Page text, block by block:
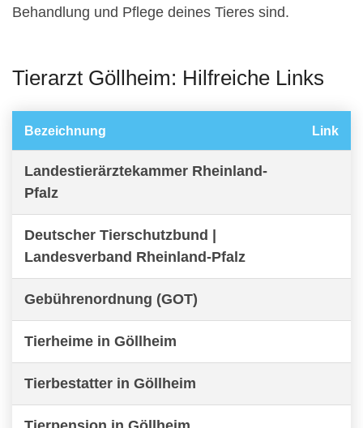
Behandlung und Pflege deines Tieres sind.
Tierarzt Göllheim: Hilfreiche Links
Bezeichnung Link
Landestierärztekammer Rheinland-
Pfalz
Deutscher Tierschutzbund |
Landesverband Rheinland-Pfalz
Gebührenordnung (GOT)
Tierheime in Göllheim
Tierbestatter in Göllheim